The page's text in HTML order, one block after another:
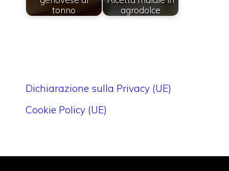
tonno
agrodolce
Dichiarazione sulla Privacy (UE)
Cookie Policy (UE)